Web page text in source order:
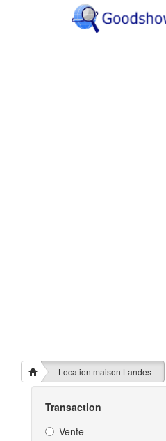
Location maison Landes
Transaction
Vente